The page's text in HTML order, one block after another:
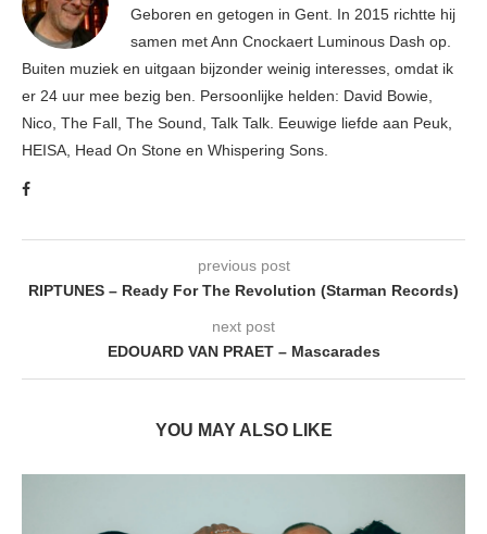
Geboren en getogen in Gent. In 2015 richtte hij
samen met Ann Cnockaert Luminous Dash op.
Buiten muziek en uitgaan bijzonder weinig interesses, omdat ik
er 24 uur mee bezig ben. Persoonlijke helden: David Bowie,
Nico, The Fall, The Sound, Talk Talk. Eeuwige liefde aan Peuk,
HEISA, Head On Stone en Whispering Sons.
previous post
RIPTUNES – Ready For The Revolution (Starman Records)
next post
EDOUARD VAN PRAET – Mascarades
YOU MAY ALSO LIKE